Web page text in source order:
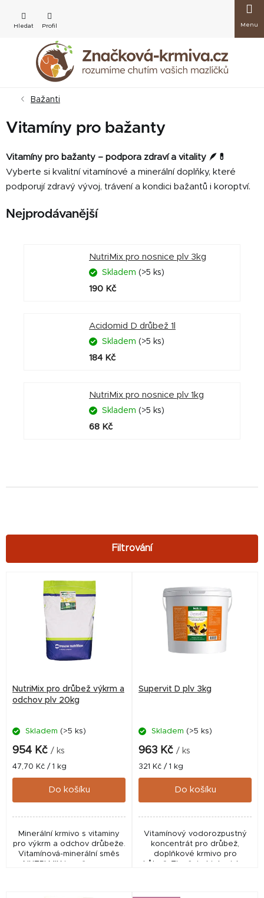
obsah
košík
Bažanti
Vitamíny pro bažanty
Vitamíny pro bažanty – podpora zdraví a vitality 🪶💊
Vyberte si kvalitní vitamínové a minerální doplňky, které
podporují zdravý vývoj, trávení a kondici bažantů i koroptví.
Nejprodávanější
NutriMix pro nosnice plv 3kg
Skladem (>5 ks)
190 Kč
Acidomid D drůbež 1l
Skladem (>5 ks)
184 Kč
NutriMix pro nosnice plv 1kg
Skladem (>5 ks)
68 Kč
o
NutriMix pro drůbež výkrm a
odchov plv 20kg
Skladem (>5 ks)
954 Kč / ks
Měrná
cena:
47,70 Kč / 1 kg
Do košíku
Minerální krmivo s vitaminy
pro výkrm a odchov drůbeže.
Vitamínová-minerální směs
NUTRI MIX je určena pro
Supervit D plv 3kg
Skladem (>5 ks)
963 Kč / ks
Měrná
cena:
321 Kč / 1 kg
Do košíku
Vitamínový vodorozpustný
koncentrát pro drůbež,
doplňkové krmivo pro
drůbež. Zlepšuje biologickou